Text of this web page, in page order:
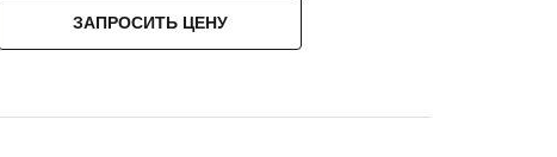
ЗАПРОСИТЬ ЦЕНУ